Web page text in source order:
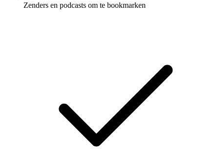
Zenders en podcasts om te bookmarken